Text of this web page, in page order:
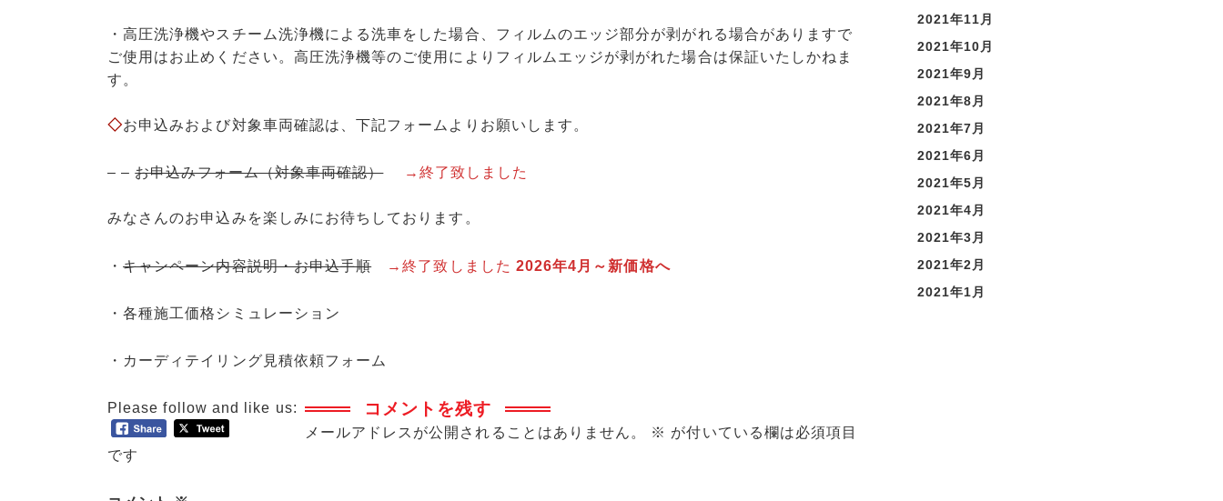
・高圧洗浄機やスチーム洗浄機による洗車をした場合、フィルムのエッジ部分が剥がれる場合がありますで
ご使用はお止めください。高圧洗浄機等のご使用によりフィルムエッジが剥がれた場合は保証いたしかねま
す。
◇お申込みおよび対象車両確認は、下記フォームよりお願いします。
– –お申込みフォーム（対象車両確認） →終了致しました
みなさんのお申込みを楽しみにお待ちしております。
・キャンペーン内容説明・お申込手順 →終了致しました 2026年4月～新価格へ
・各種施工価格シミュレーション
・ カーディテイリング見積依頼フォーム
Please follow and like us: コメントを残す
メールアドレスが公開されることはありません。 ※ が付いている欄は必須項目
です
2021年11月
2021年10月
2021年9月
2021年8月
2021年7月
2021年6月
2021年5月
2021年4月
2021年3月
2021年2月
2021年1月